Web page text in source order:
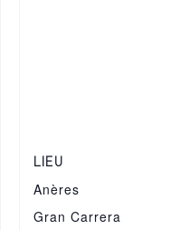
LIEU
Anères
Gran Carrera